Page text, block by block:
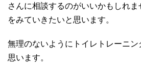
さんに相談するのがいいかもしれ
をみていきたいと思います。
無理のないようにトイレトレーニン
思います。